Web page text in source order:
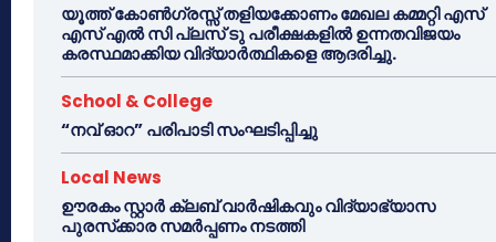
യൂത്ത് കോൺഗ്രസ്സ് തളിയക്കോണം മേഖല കമ്മറ്റി എസ്
എസ് എൽ സി പ്ലസ് ടു പരീക്ഷകളിൽ ഉന്നതവിജയം
കരസ്ഥമാക്കിയ വിദ്യാർത്ഥികളെ ആദരിച്ചു.
School & College
“നവ് ഓറ” പരിപാടി സംഘടിപ്പിച്ചു
Local News
ഊരകം സ്റ്റാർ ക്ലബ് വാർഷികവും വിദ്യാഭ്യാസ
പുരസ്‌ക്കാര സമർപ്പണം നടത്തി